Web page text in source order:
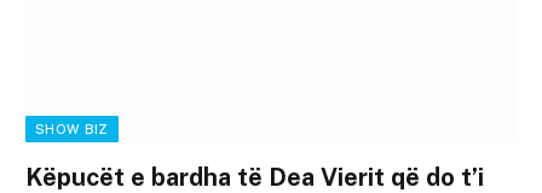
SHOW BIZ
Këpucët e bardha të Dea Vierit që do t’i